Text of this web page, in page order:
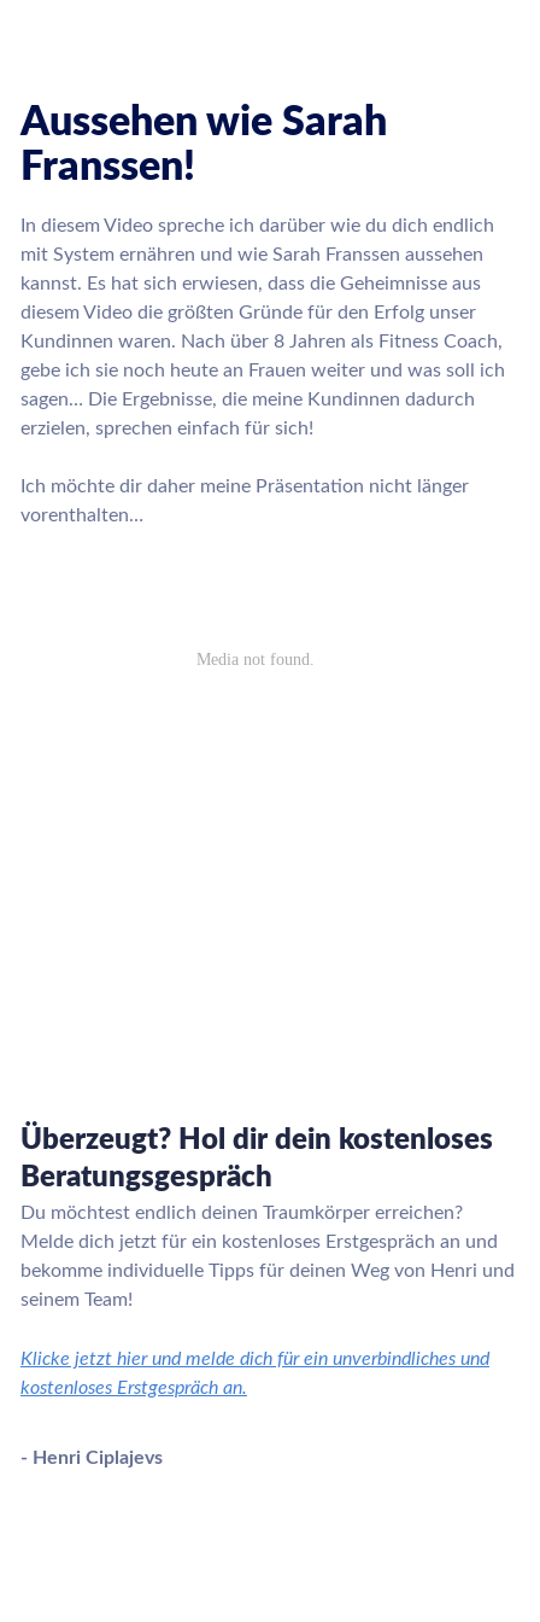
Aussehen wie Sarah
Franssen!
In diesem Video spreche ich darüber wie du dich endlich
mit System ernähren und wie Sarah Franssen aussehen
kannst. Es hat sich erwiesen, dass die Geheimnisse aus
diesem Video die größten Gründe für den Erfolg unser
Kundinnen waren. Nach über 8 Jahren als Fitness Coach,
gebe ich sie noch heute an Frauen weiter und was soll ich
sagen… Die Ergebnisse, die meine Kundinnen dadurch
erzielen, sprechen einfach für sich!
Ich möchte dir daher meine Präsentation nicht länger
vorenthalten…
Überzeugt? Hol dir dein kostenloses
Beratungsgespräch
Du möchtest endlich deinen Traumkörper erreichen?
Melde dich jetzt für ein kostenloses Erstgespräch an und
bekomme individuelle Tipps für deinen Weg von Henri und
seinem Team!
Klicke jetzt hier und melde dich für ein unverbindliches und
kostenloses Erstgespräch an.
- Henri Ciplajevs